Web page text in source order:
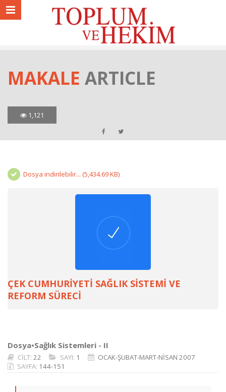
MAKALE ARTICLE
1,121
Dosya indirilebilir... (5,434.69 KB)
ÇEK CUMHURİYETİ SAĞLIK SİSTEMİ VE
REFORM SÜRECİ
Dosya•Sağlık Sistemleri - II
CİLT: 22 SAYI: 1
OCAK-ŞUBAT-MART-NİSAN 2007
SAYFA: 144-151